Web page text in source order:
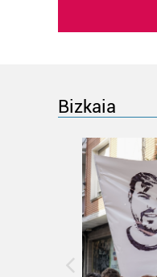
Bizkaia